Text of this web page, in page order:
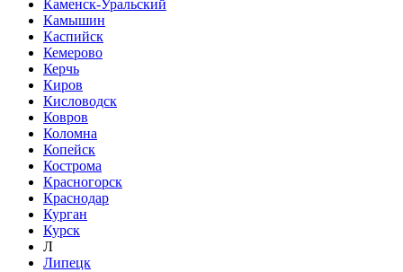
Каменск-Уральский
Камышин
Каспийск
Кемерово
Керчь
Киров
Кисловодск
Ковров
Коломна
Копейск
Кострома
Красногорск
Краснодар
Курган
Курск
Л
Липецк